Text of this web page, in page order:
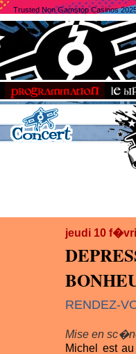
Trusted Non Gamstop Casinos
jeudi 10
RENDEZ-
Mise en
Michel est